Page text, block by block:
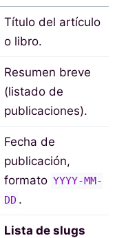
Título del artículo
o libro.
Resumen breve
(listado de
publicaciones).
Fecha de
publicación,
formato YYYY-MM-
DD .
Lista de slugs